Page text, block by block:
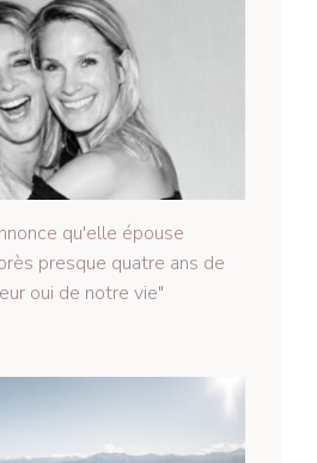
qu'elle épouse
presque quatre ans de
oui de notre vie"